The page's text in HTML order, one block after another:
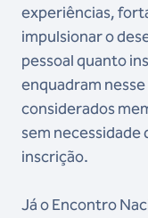
experiências,
impulsionar o
pessoal quanto
enquadram
considerados
sem necessidade
inscrição.
Já o Encontro